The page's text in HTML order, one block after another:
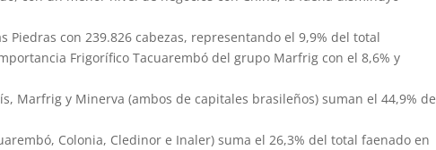
con 239.826 cabezas, representando el 9,9% del total
Frigorífico Tacuarembó del grupo Marfrig con el 8,6% y
Marfrig y Minerva (ambos de capitales brasileños) suman el 44,9% de
Colonia, Cledinor e Inaler) suma el 26,3% del total faenado en